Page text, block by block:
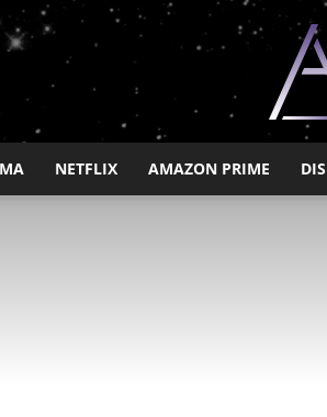
NETFLIX AMAZON PRIME